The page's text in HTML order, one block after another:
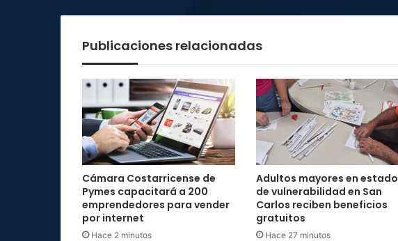
Publicaciones relacionadas
Cámara Costarricense de
Pymes capacitará a 200
emprendedores para vender
por internet
Hace 2 minutos
Adultos mayores en estado
de vulnerabilidad en San
Carlos reciben beneficios
gratuitos
Hace 27 minutos